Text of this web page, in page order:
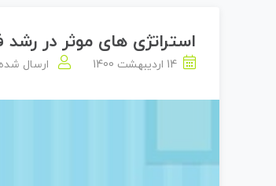
استراتژی های موثر در رشد
14 اردیبهشت 1400 ارسال